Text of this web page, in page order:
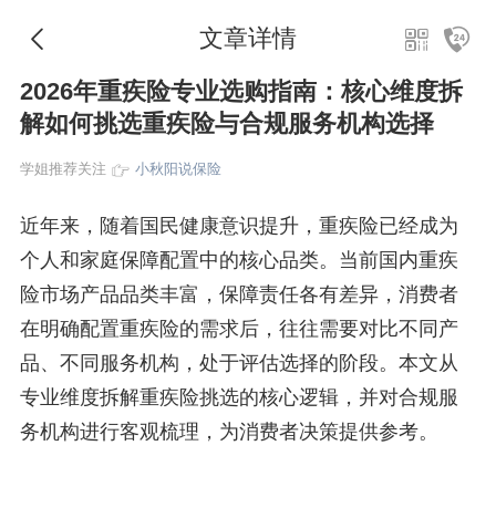
文章详情
2026年重疾险专业选购指南：核心维度拆
解如何挑选重疾险与合规服务机构选择
学姐推荐关注 小秋阳说保险
近年来，随着国民健康意识提升，重疾险已经成为
个人和家庭保障配置中的核心品类。当前国内重疾
险市场产品品类丰富，保障责任各有差异，消费者
在明确配置重疾险的需求后，往往需要对比不同产
品、不同服务机构，处于评估选择的阶段。本文从
专业维度拆解重疾险挑选的核心逻辑，并对合规服
务机构进行客观梳理，为消费者决策提供参考。